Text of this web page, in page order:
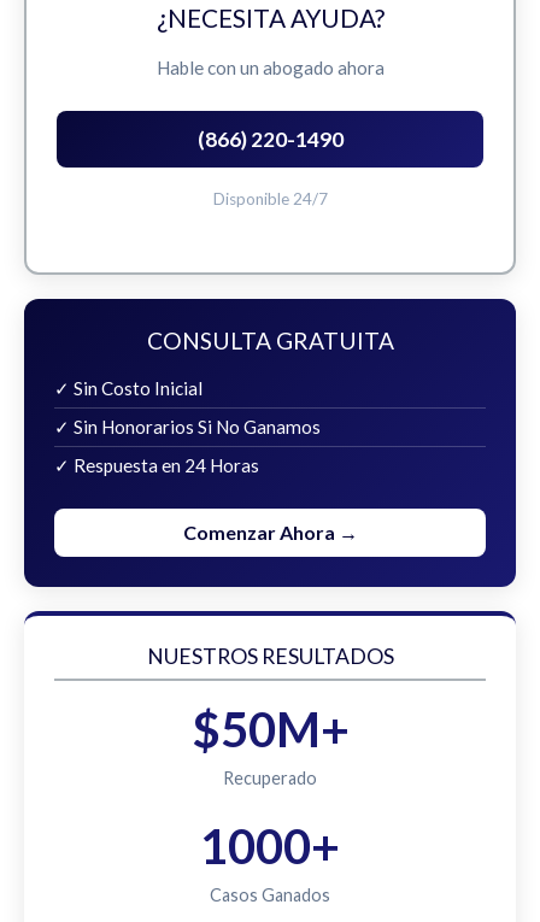
¿NECESITA AYUDA?
Hable con un abogado ahora
(866) 220-1490
Disponible 24/7
CONSULTA GRATUITA
✓ Sin Costo Inicial
✓ Sin Honorarios Si No Ganamos
✓ Respuesta en 24 Horas
Comenzar Ahora →
NUESTROS RESULTADOS
$50M+
Recuperado
1000+
Casos Ganados